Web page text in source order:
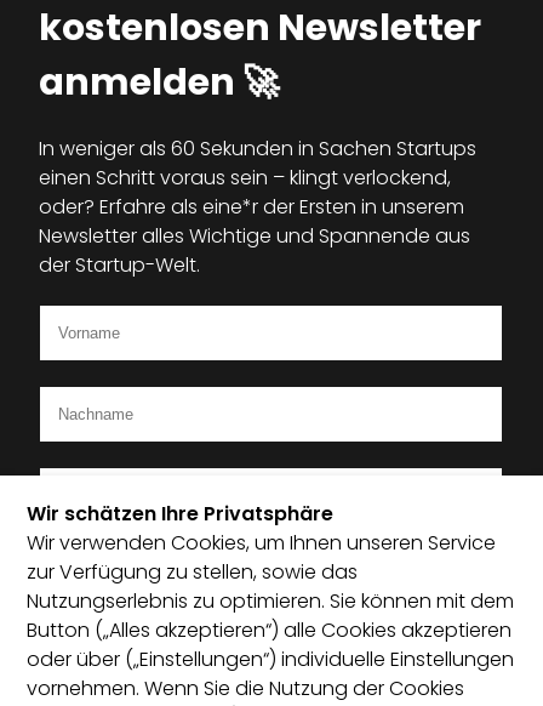
kostenlosen Newsletter
anmelden 🚀
In weniger als 60 Sekunden in Sachen Startups
einen Schritt voraus sein – klingt verlockend,
oder? Erfahre als eine*r der Ersten in unserem
Newsletter alles Wichtige und Spannende aus
der Startup-Welt.
Ich bin Mitglied im Startup-Verband
Ich habe die Datenschutzerklärung zur Kenntnis
genommen und bin damit einverstanden, dass die von
mir angegebenen Daten elektronisch erhoben und
Wir schätzen Ihre Privatsphäre
Wir verwenden Cookies, um Ihnen unseren Service
zur Verfügung zu stellen, sowie das
Nutzungserlebnis zu optimieren. Sie können mit dem
Button („Alles akzeptieren“) alle Cookies akzeptieren
oder über („Einstellungen“) individuelle Einstellungen
vornehmen. Wenn Sie die Nutzung der Cookies